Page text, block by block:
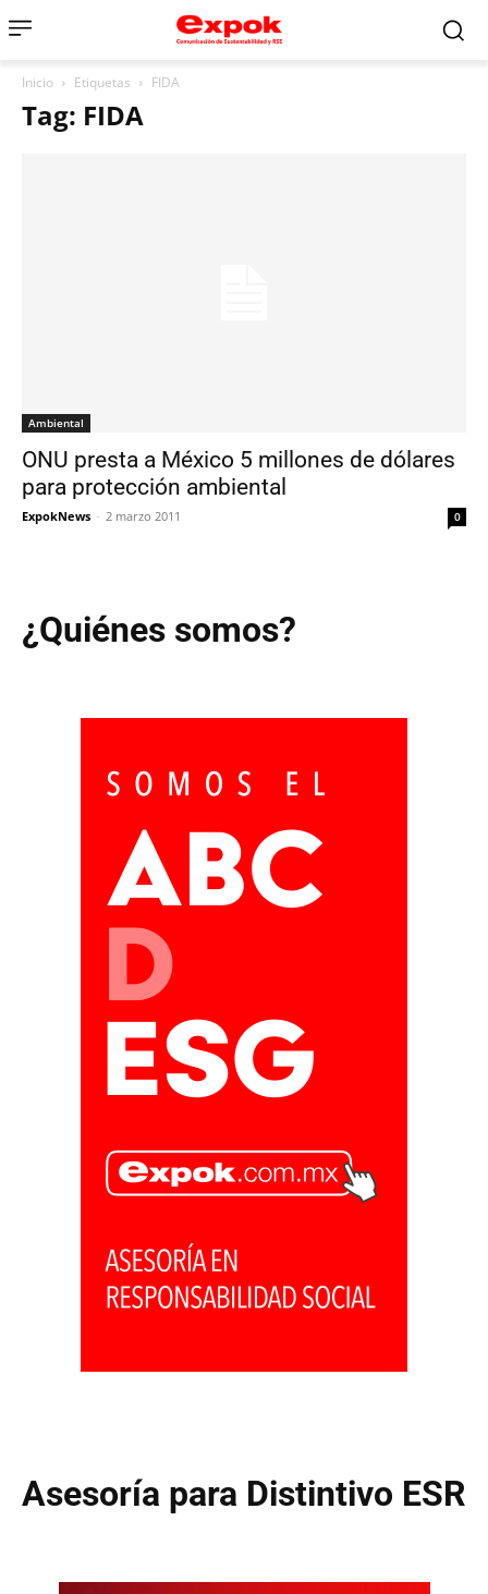
Inicio Etiquetas FIDA
Tag: FIDA
Ambiental
ONU presta a México 5 millones de dólares
para protección ambiental
ExpokNews - 2 marzo 2011 0
¿Quiénes somos?
Asesoría para Distintivo ESR